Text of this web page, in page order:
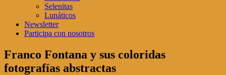
Selenitas
Lunáticos
Newsletter
Participa con nosotros
Franco Fontana y sus coloridas
fotografías abstractas